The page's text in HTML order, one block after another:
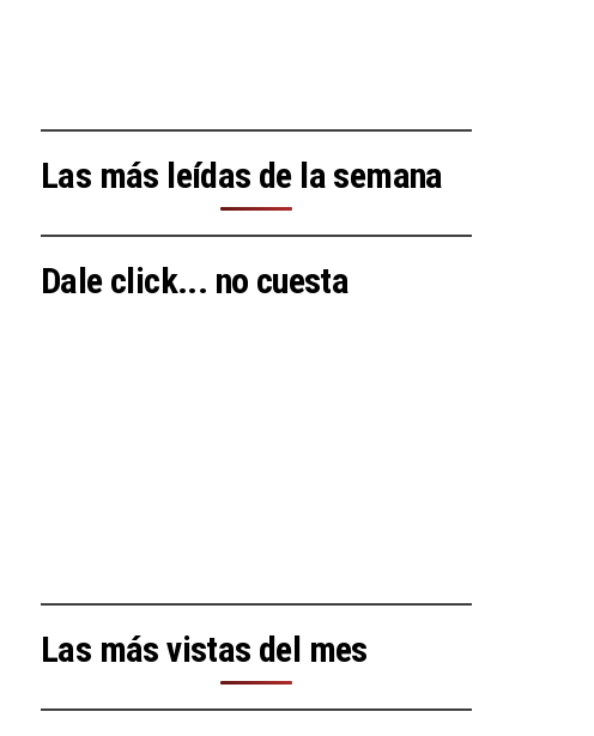
Las más leídas de la semana
Dale click... no cuesta
Las más vistas del mes